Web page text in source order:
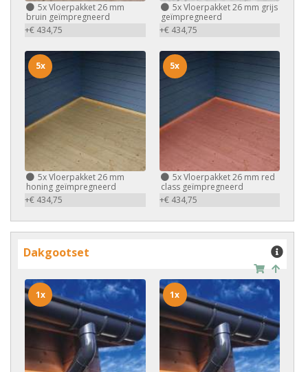
5xVloerpakket 26 mm
bruin geïmpregneerd
+€ 434,75
5xVloerpakket 26 mm grijs
geïmpregneerd
+€ 434,75
5xVloerpakket 26 mm
honing geïmpregneerd
+€ 434,75
5x
5xVloerpakket 26 mm red
class geïmpregneerd
+€ 434,75
5x
Dakgootset
1x 1x